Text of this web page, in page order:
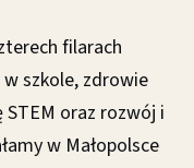
filarach
szkole, zdrowie
STEM oraz rozwój i
w Małopolsce